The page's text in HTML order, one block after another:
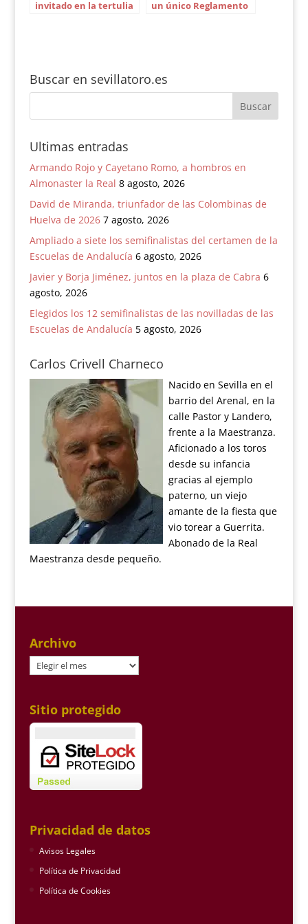
invitado en la tertulia
un único Reglamento
Buscar en sevillatoro.es
Ultimas entradas
Armando Rojo y Cayetano Romo, a hombros en
Almonaster la Real 8 agosto, 2026
David de Miranda, triunfador de las Colombinas de
Huelva de 2026 7 agosto, 2026
Ampliado a siete los semifinalistas del certamen de la
Escuelas de Andalucía 6 agosto, 2026
Javier y Borja Jiménez, juntos en la plaza de Cabra 6
agosto, 2026
Elegidos los 12 semifinalistas de las novilladas de las
Escuelas de Andalucía 5 agosto, 2026
Carlos Crivell Charneco
Nacido en Sevilla en el
barrio del Arenal, en la
calle Pastor y Landero,
frente a la Maestranza.
Aficionado a los toros
desde su infancia
gracias al ejemplo
paterno, un viejo
amante de la fiesta que
vio torear a Guerrita.
Abonado de la Real
Maestranza desde pequeño.
Archivo
Archivo
Sitio protegido
Privacidad de datos
Avisos Legales
Política de Privacidad
Política de Cookies